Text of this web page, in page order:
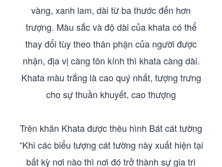
vàng, xanh lam, dài từ ba thước đến hơn
trượng. Màu sắc và độ dài của khata có thể
thay đổi tùy theo thân phận của người được
nhận, địa vị càng tôn kính thì khata càng dài.
Khata màu trắng là cao quý nhất, tượng trưng
cho sự thuần khuyết, cao thượng
Trên khăn Khata được thêu hình Bát cát tường
“Khi các biểu tượng cát tường này xuất hiện tại
bất kỳ nơi nào thì nơi đó trở thành sự gia trì